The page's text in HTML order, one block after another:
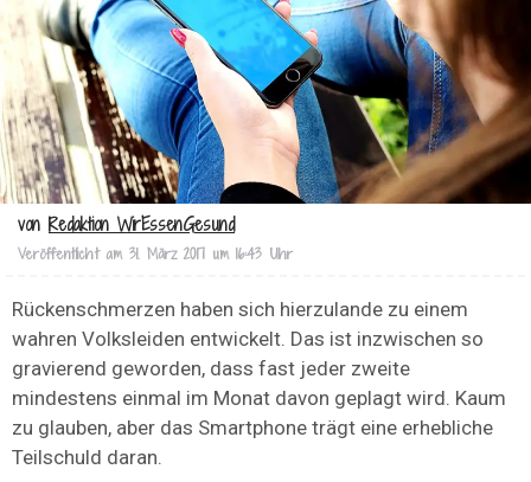
von Redaktion WirEssenGesund
Veröffentlicht am 31. März 2017 um 16:43 Uhr
Rückenschmerzen haben sich hierzulande zu einem
wahren Volksleiden entwickelt. Das ist inzwischen so
gravierend geworden, dass fast jeder zweite
mindestens einmal im Monat davon geplagt wird. Kaum
zu glauben, aber das Smartphone trägt eine erhebliche
Teilschuld daran.